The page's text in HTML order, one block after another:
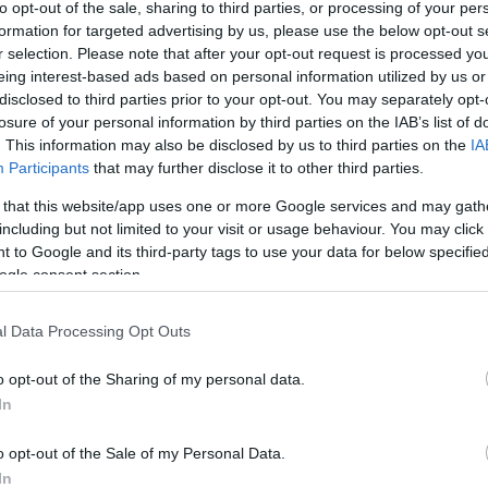
opt-out of the sale, sharing to third parties, or processing of your
for targeted advertising by us, please use the below opt-out
selection. Please note that after your opt-out request is processed
interest-based ads based on personal information utilized by us
to third parties prior to your opt-out. You may separately
of your personal information by third parties on the IAB’s list of
This information may also be disclosed by us to third parties on the
Participants that may further disclose it to other third parties.
that this website/app uses one or more Google services and may
but not limited to your visit or usage behaviour. You may
to Google and its third-party tags to use your data for below
consent section.
Data Processing Opt Outs
opt-out of the Sharing of my personal data.
opt-out of the Sale of my Personal Data.
nem tudod
kattints!
A bejegyzés még nem ért véget! Sőt. »
Tetszik 0
Szólj hozzá!
Így készül (folytatás)
A megolvadt ABS-t - a kocka formájától
ezért 25 -150 tonnás szerzámzáró erő
Ez a hatalmas erő különösen fontos része a
precíz…